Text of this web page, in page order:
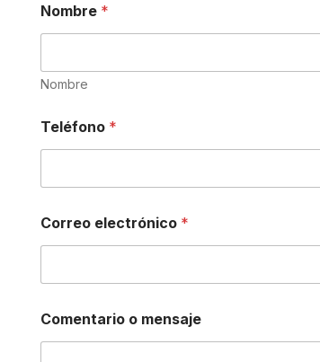
Nombre *
Nombre
*
*
Teléfono *
Correo electrónico *
Comentario o mensaje